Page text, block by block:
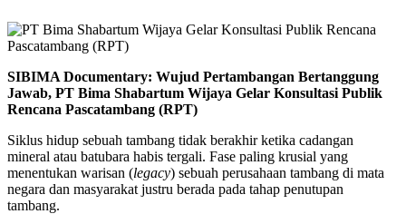
SIBIMA Documentary: Wujud Pertambangan Bertanggung
Jawab, PT Bima Shabartum Wijaya Gelar Konsultasi Publik
Rencana Pascatambang (RPT)
Siklus hidup sebuah tambang tidak berakhir ketika cadangan
mineral atau batubara habis tergali. Fase paling krusial yang
menentukan warisan (legacy) sebuah perusahaan tambang di mata
negara dan masyarakat justru berada pada tahap penutupan
tambang.